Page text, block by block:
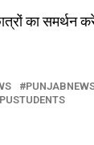
का समर्थन
PUSTUDENTS